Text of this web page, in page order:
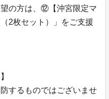
の方は、⑫【沖宮限定マ
2枚セット）」をご支援
するものではございませ